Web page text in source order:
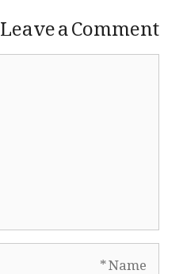
Leave a Comment
Name